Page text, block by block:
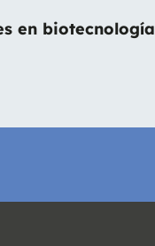
en biotecnología